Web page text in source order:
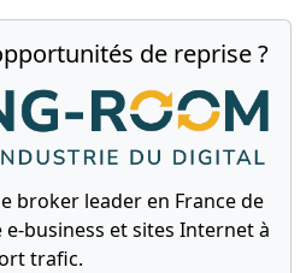
de reprise ?
broker leader en France de
business et sites Internet à
trafic.